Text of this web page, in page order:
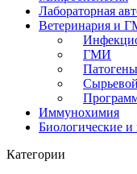
Лабораторная
Ветеринария и
ГМИ
Иммунохимия
Биологические
Категории